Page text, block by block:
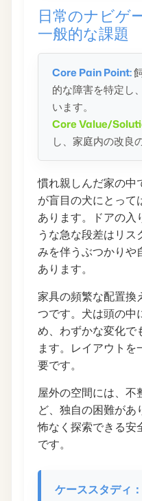
日常のナビゲ
一般的な課題
Core Pain Point:
的な障害を特定し
います。
Core Value/
し、家庭内の改良
慣れ親しんだ家の中
が盲目の犬にとって
あります。ドアの入
うな急な段差はリ
みを伴うぶつかりや
あります。
家具の頻繁な配置換
つです。犬は頭の中
め、わずかな変化で
ます。レイアウト
要です。
屋外の空間には、不
ど、独自の困難が
怖なく探索できる安
です。
ケーススタディ：